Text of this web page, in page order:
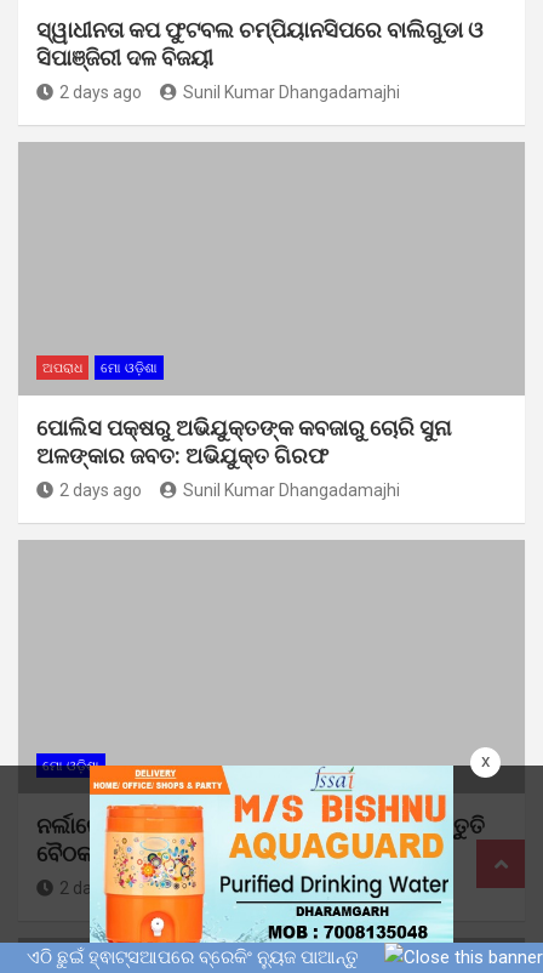
x
ସ୍ୱାଧୀନତା କପ ଫୁଟବଲ ଚମ୍ପିୟାନସିପରେ ବାଲିଗୁଡା ଓ
ସିପାଞ୍ଜିରୀ ଦଳ ବିଜୟୀ
2 days ago Sunil Kumar Dhangadamajhi
ଅପରାଧ ମୋ ଓଡ଼ିଶା
ପୋଲିସ ପକ୍ଷରୁ ଅଭିଯୁକ୍ତଙ୍କ କବଜାରୁ ଚୋରି ସୁନା
ଅଳଙ୍କାର ଜବତ: ଅଭିଯୁକ୍ତ ଗିରଫ
2 days ago Sunil Kumar Dhangadamajhi
ମୋ ଓଡ଼ିଶା
ନର୍ଲାରେ ୮୦ତମ ସ୍ୱାଧିନତା ଦିବସ ପାଳନ ପାଇଁ ପ୍ରସ୍ତୁତି
ବୈଠକ
2 days ago Sunil Kumar Dhangadamajhi
ଏଠି ଛୁଇଁ ହ୍ଵାଟ୍ସଆପରେ ବ୍ରେକିଂ ନ୍ୟୁଜ ପାଆନ୍ତୁ